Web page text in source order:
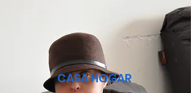
CASA HOGAR